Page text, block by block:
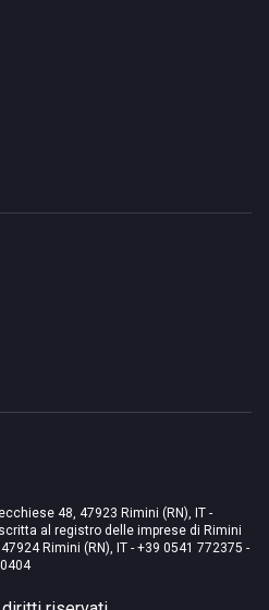
48, 47923 Rimini (RN), IT -
al registro delle imprese di Rimini
Rimini (RN), IT - +39 0541 772375 -